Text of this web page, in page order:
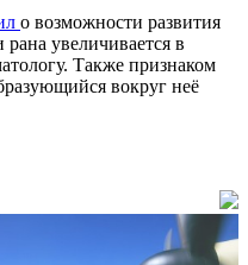
о возможности развития
рана увеличивается в
Также признаком
вокруг неё